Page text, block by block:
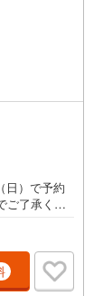
日）で予約
ご了承くだ
お風呂、
境】■西御料
イコーマー
歩10分（75